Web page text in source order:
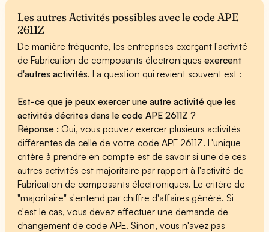
Les autres Activités possibles avec le code APE
2611Z
De manière fréquente, les entreprises exerçant l'activité
de Fabrication de composants électroniquesexercent
d'autres activités. La question qui revient souvent est :
Est-ce que je peux exercer une autre activité que les
activités décrites dans le code APE 2611Z ?
Réponse :Oui, vous pouvez exercer plusieurs activités
différentes de celle de votre code APE 2611Z. L'unique
critère à prendre en compte est de savoir si une de ces
autres activités est majoritaire par rapport à l'activité de
Fabrication de composants électroniques. Le critère de
"majoritaire" s'entend par chiffre d'affaires généré. Si
c'est le cas, vous devez effectuer une demande de
changement de code APE. Sinon, vous n'avez pas